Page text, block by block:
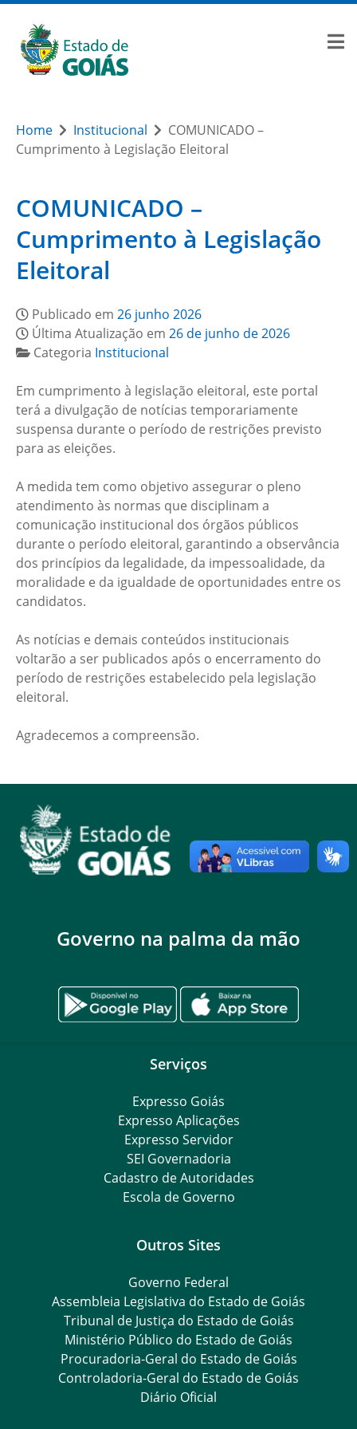
Home Institucional
COMUNICADO –
Cumprimento à Legislação Eleitoral
COMUNICADO –
Cumprimento à Legislação
Eleitoral
Publicado em 26 junho 2026
Última Atualização em 26 de junho de 2026
Categoria Institucional
Em cumprimento à legislação eleitoral, este portal
terá a divulgação de notícias temporariamente
suspensa durante o período de restrições previsto
para as eleições.
A medida tem como objetivo assegurar o pleno
atendimento às normas que disciplinam a
comunicação institucional dos órgãos públicos
durante o período eleitoral, garantindo a observância
dos princípios da legalidade, da impessoalidade, da
moralidade e da igualdade de oportunidades entre os
candidatos.
As notícias e demais conteúdos institucionais
voltarão a ser publicados após o encerramento do
período de restrições estabelecido pela legislação
eleitoral.
Agradecemos a compreensão.
Governo na palma da mão
Serviços
Expresso Goiás
Expresso Aplicações
Expresso Servidor
SEI Governadoria
Cadastro de Autoridades
Escola de Governo
Outros Sites
Governo Federal
Assembleia Legislativa do Estado de Goiás
Tribunal de Justiça do Estado de Goiás
Ministério Público do Estado de Goiás
Procuradoria-Geral do Estado de Goiás
Controladoria-Geral do Estado de Goiás
Diário Oficial